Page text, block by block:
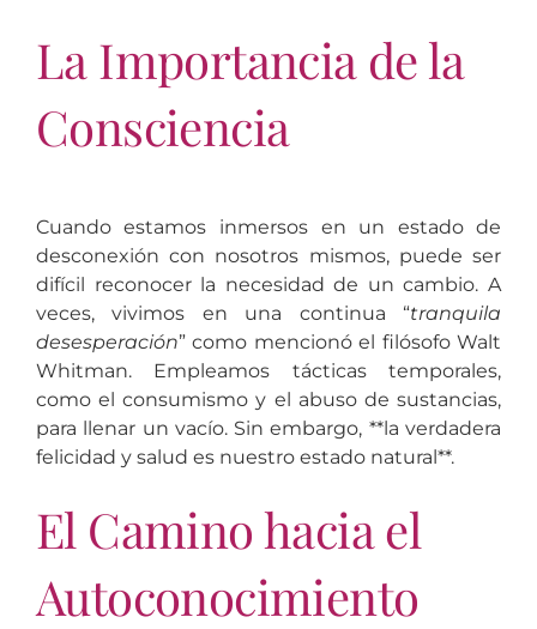
La Importancia de la
Consciencia
Cuando estamos inmersos en un estado de
desconexión con nosotros mismos, puede ser
difícil reconocer la necesidad de un cambio. A
veces, vivimos en una continua “tranquila
desesperación” como mencionó el filósofo Walt
Whitman. Empleamos tácticas temporales,
como el consumismo y el abuso de sustancias,
para llenar un vacío. Sin embargo, **la verdadera
felicidad y salud es nuestro estado natural**.
El Camino hacia el
Autoconocimiento